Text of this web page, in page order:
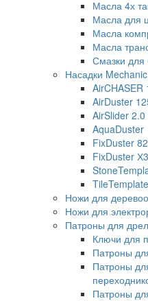
Масла 4х
Масла для
Масла
Масла
Смазки для
Насадки Mechanic
AirCHASER
AirDuster
AirSlider 2.0
AquaDuster
FixDuster 82
FixDuster Х3
TileTemplate
Ножи для
Ножи для
Патроны для
Ключи для
Патроны
Патроны
Патроны